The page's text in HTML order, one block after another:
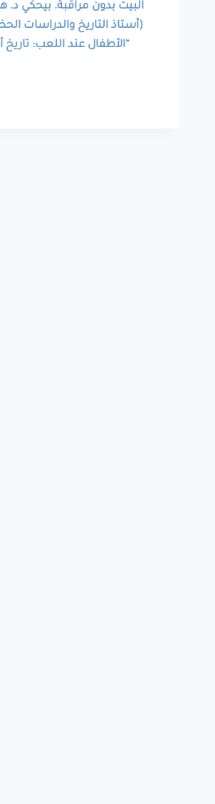
البيت بدون مراقبة. بيحكي
(أستاذ التاريخ والدراسات